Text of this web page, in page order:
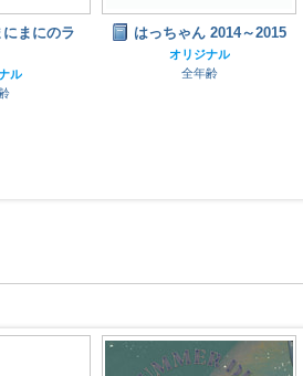
まにのラ
ル
はっちゃん 2014～2015
オリジナル
全年齢